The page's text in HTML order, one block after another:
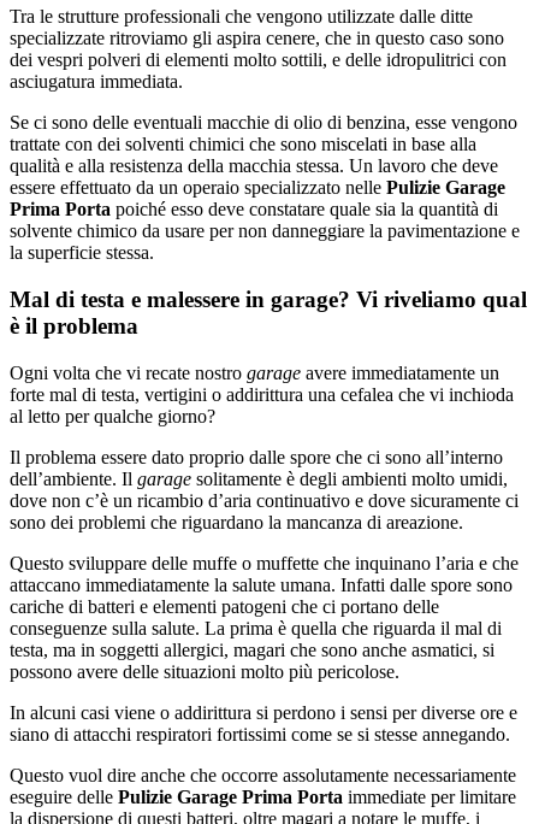
Tra le strutture professionali che vengono utilizzate dalle ditte
specializzate ritroviamo gli aspira cenere, che in questo caso sono
dei vespri polveri di elementi molto sottili, e delle idropulitrici con
asciugatura immediata.
Se ci sono delle eventuali macchie di olio di benzina, esse vengono
trattate con dei solventi chimici che sono miscelati in base alla
qualità e alla resistenza della macchia stessa. Un lavoro che deve
essere effettuato da un operaio specializzato nelle Pulizie Garage
Prima Porta poiché esso deve constatare quale sia la quantità di
solvente chimico da usare per non danneggiare la pavimentazione e
la superficie stessa.
Mal di testa e malessere in garage? Vi riveliamo qual
è il problema
Ogni volta che vi recate nostro garage avere immediatamente un
forte mal di testa, vertigini o addirittura una cefalea che vi inchioda
al letto per qualche giorno?
Il problema essere dato proprio dalle spore che ci sono all’interno
dell’ambiente. Il garage solitamente è degli ambienti molto umidi,
dove non c’è un ricambio d’aria continuativo e dove sicuramente ci
sono dei problemi che riguardano la mancanza di areazione.
Questo sviluppare delle muffe o muffette che inquinano l’aria e che
attaccano immediatamente la salute umana. Infatti dalle spore sono
cariche di batteri e elementi patogeni che ci portano delle
conseguenze sulla salute. La prima è quella che riguarda il mal di
testa, ma in soggetti allergici, magari che sono anche asmatici, si
possono avere delle situazioni molto più pericolose.
In alcuni casi viene o addirittura si perdono i sensi per diverse ore e
siano di attacchi respiratori fortissimi come se si stesse annegando.
Questo vuol dire anche che occorre assolutamente necessariamente
eseguire delle Pulizie Garage Prima Porta immediate per limitare
la dispersione di questi batteri, oltre magari a notare le muffe, i